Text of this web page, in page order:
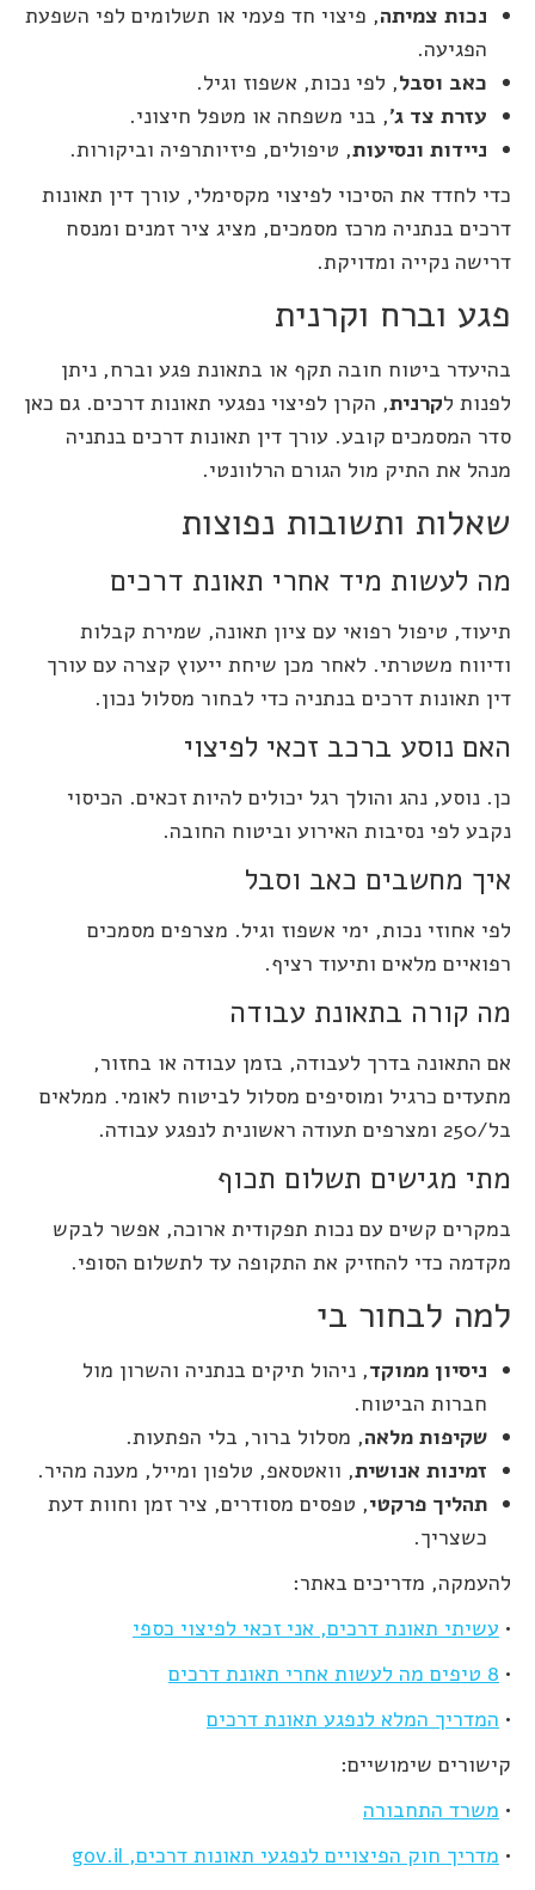
נכות צמיתה, פיצוי חד פעמי או תשלומים לפי השפעת
הפגיעה.
כאב וסבל, לפי נכות, אשפוז וגיל.
עזרת צד ג', בני משפחה או מטפל חיצוני.
ניידות ונסיעות, טיפולים, פיזיותרפיה וביקורות.
כדי לחדד את הסיכוי לפיצוי מקסימלי, עורך דין תאונות
דרכים בנתניה מרכז מסמכים, מציג ציר זמנים ומנסח
דרישה נקייה ומדויקת.
פגע וברח וקרנית
בהיעדר ביטוח חובה תקף או בתאונת פגע וברח, ניתן
לפנות לקרנית, הקרן לפיצוי נפגעי תאונות דרכים. גם כאן
סדר המסמכים קובע. עורך דין תאונות דרכים בנתניה
מנהל את התיק מול הגורם הרלוונטי.
שאלות ותשובות נפוצות
מה לעשות מיד אחרי תאונת דרכים
תיעוד, טיפול רפואי עם ציון תאונה, שמירת קבלות
ודיווח משטרתי. לאחר מכן שיחת ייעוץ קצרה עם עורך
דין תאונות דרכים בנתניה כדי לבחור מסלול נכון.
האם נוסע ברכב זכאי לפיצוי
כן. נוסע, נהג והולך רגל יכולים להיות זכאים. הכיסוי
נקבע לפי נסיבות האירוע וביטוח החובה.
איך מחשבים כאב וסבל
לפי אחוזי נכות, ימי אשפוז וגיל. מצרפים מסמכים
רפואיים מלאים ותיעוד רציף.
מה קורה בתאונת עבודה
אם התאונה בדרך לעבודה, בזמן עבודה או בחזור,
מתעדים כרגיל ומוסיפים מסלול לביטוח לאומי. ממלאים
בל/250 ומצרפים תעודה ראשונית לנפגע עבודה.
מתי מגישים תשלום תכוף
במקרים קשים עם נכות תפקודית ארוכה, אפשר לבקש
מקדמה כדי להחזיק את התקופה עד לתשלום הסופי.
למה לבחור בי
ניסיון ממוקד, ניהול תיקים בנתניה והשרון מול
חברות הביטוח.
שקיפות מלאה, מסלול ברור, בלי הפתעות.
זמינות אנושית, וואטסאפ, טלפון ומייל, מענה מהיר.
תהליך פרקטי, טפסים מסודרים, ציר זמן וחוות דעת
כשצריך.
להעמקה, מדריכים באתר:
• עשיתי תאונת דרכים, אני זכאי לפיצוי כספי
• 8 טיפים מה לעשות אחרי תאונת דרכים
• המדריך המלא לנפגע תאונת דרכים
קישורים שימושיים:
• משרד התחבורה
• מדריך חוק הפיצויים לנפגעי תאונות דרכים, gov.il